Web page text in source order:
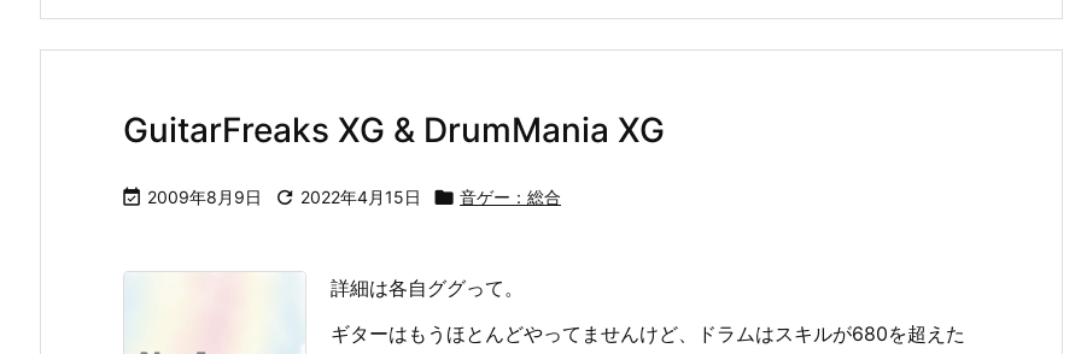
GuitarFreaks XG & DrumMania XG
 2009年8月9日  2022年4月15日  音ゲー：総合
詳細は各自ググって。
ギターはもうほとんどやってませんけど、ドラムはスキルが680を超えた